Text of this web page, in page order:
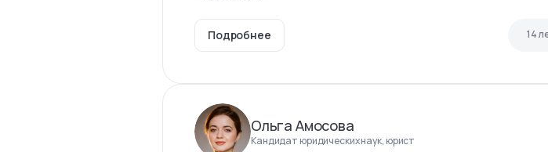
Подробнее 14
Ольга Амосова
Кандидат юридических наук, юрист